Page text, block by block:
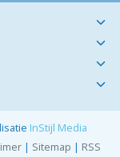
InStijl Media
| Sitemap | RSS